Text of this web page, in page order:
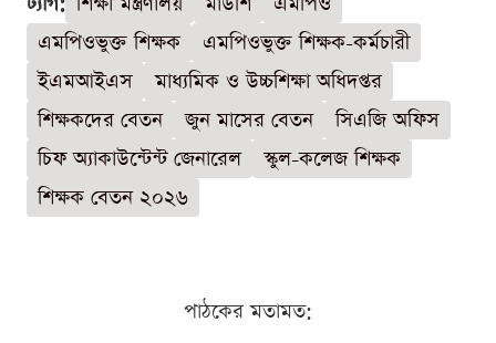
এমপিওভুক্ত শিক্ষক
এমপিওভুক্ত শিক্ষক-কর্মচারী
ইএমআইএস
মাধ্যমিক ও উচ্চশিক্ষা অধিদপ্তর
শিক্ষকদের বেতন
জুন মাসের বেতন
সিএজি অফিস
চিফ অ্যাকাউন্টেন্ট জেনারেল
স্কুল-কলেজ শিক্ষক
শিক্ষক বেতন ২০২৬
পাঠকের মতামত: